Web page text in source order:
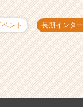
ベント 長期インタ